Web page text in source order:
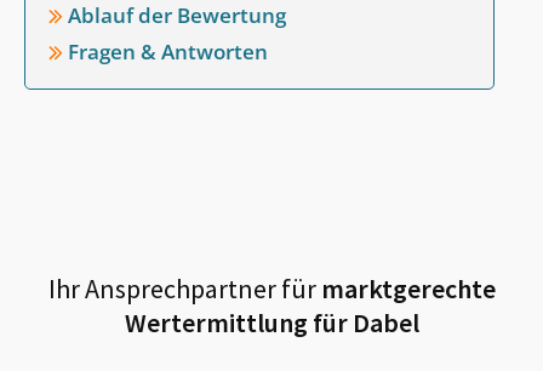
Ablauf der Bewertung
Fragen & Antworten
Ihr Ansprechpartner fürmarktgerechte
Wertermittlung für Dabel